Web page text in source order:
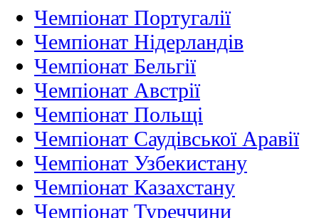
Чемпіонат Португалії
Чемпіонат Нідерландiв
Чемпіонат Бельгії
Чемпіонат Австрії
Чемпіонат Польщі
Чемпіонат Саудівської Аравії
Чемпіонат Узбекистану
Чемпіонат Казахстану
Чемпіонат Туреччини